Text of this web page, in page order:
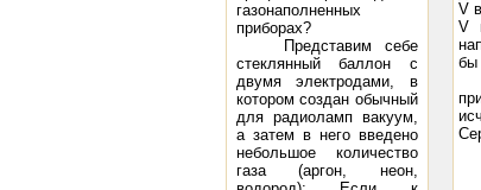
газонаполненных
приборах?
Представим себе
стеклянный баллон с
двумя электродами, в
котором создан обычный
для ра­диоламп вакуум,
а затем в него введено
неболь­шое количество
газа (аргон, неон,
V
V
бы